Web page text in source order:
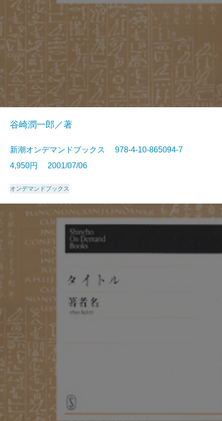
谷崎潤一郎／著
新潮オンデマンドブックス 978-4-10-865094-7
4,950円 2001/07/06
オンデマンドブックス